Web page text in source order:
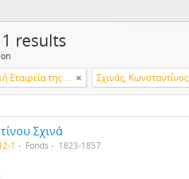
results
Ιστορική και Εθνολογική Εταιρεία της Ελλάδος Σχινάς, Κωνσταντίνος
Σχινά
1 Fonds 1823-1857